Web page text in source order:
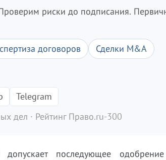
риски до подписания.
договоров Сделки M&A
Telegram
дел · Рейтинг Право.ru-300
последующее